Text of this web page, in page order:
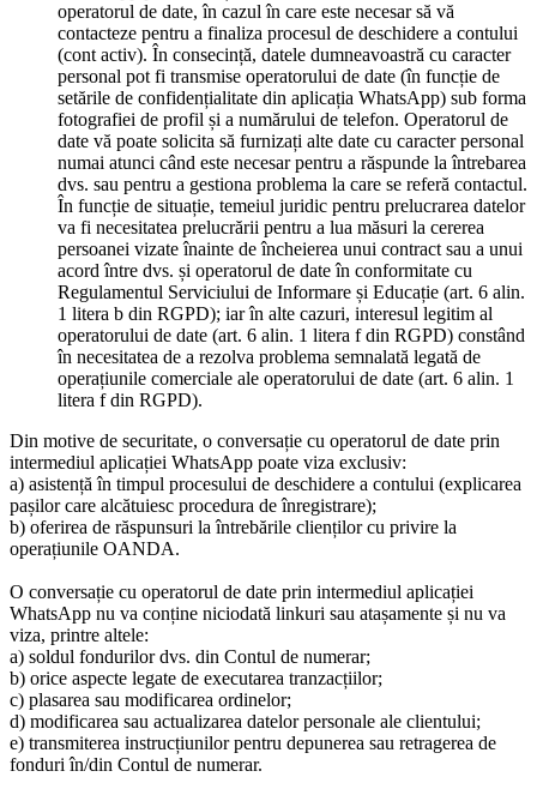
operatorul de date, în cazul în care este necesar să vă
contacteze pentru a finaliza procesul de deschidere a contului
(cont activ). În consecință, datele dumneavoastră cu caracter
personal pot fi transmise operatorului de date (în funcție de
setările de confidențialitate din aplicația WhatsApp) sub forma
fotografiei de profil și a numărului de telefon. Operatorul de
date vă poate solicita să furnizați alte date cu caracter personal
numai atunci când este necesar pentru a răspunde la întrebarea
dvs. sau pentru a gestiona problema la care se referă contactul.
În funcție de situație, temeiul juridic pentru prelucrarea datelor
va fi necesitatea prelucrării pentru a lua măsuri la cererea
persoanei vizate înainte de încheierea unui contract sau a unui
acord între dvs. și operatorul de date în conformitate cu
Regulamentul Serviciului de Informare și Educație (art. 6 alin.
1 litera b din RGPD); iar în alte cazuri, interesul legitim al
operatorului de date (art. 6 alin. 1 litera f din RGPD) constând
în necesitatea de a rezolva problema semnalată legată de
operațiunile comerciale ale operatorului de date (art. 6 alin. 1
litera f din RGPD).
Din motive de securitate, o conversație cu operatorul de date prin
intermediul aplicației WhatsApp poate viza exclusiv:
a) asistență în timpul procesului de deschidere a contului (explicarea
pașilor care alcătuiesc procedura de înregistrare);
b) oferirea de răspunsuri la întrebările clienților cu privire la
operațiunile OANDA.
O conversație cu operatorul de date prin intermediul aplicației
WhatsApp nu va conține niciodată linkuri sau atașamente și nu va
viza, printre altele:
a) soldul fondurilor dvs. din Contul de numerar;
b) orice aspecte legate de executarea tranzacțiilor;
c) plasarea sau modificarea ordinelor;
d) modificarea sau actualizarea datelor personale ale clientului;
e) transmiterea instrucțiunilor pentru depunerea sau retragerea de
fonduri în/din Contul de numerar.